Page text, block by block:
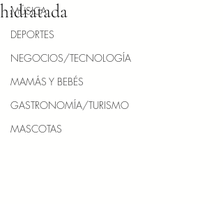
MÚSICA
DEPORTES
NEGOCIOS/TECNOLOGÍA
MAMÁS Y BEBÉS
GASTRONOMÍA/TURISMO
MASCOTAS
hidratada